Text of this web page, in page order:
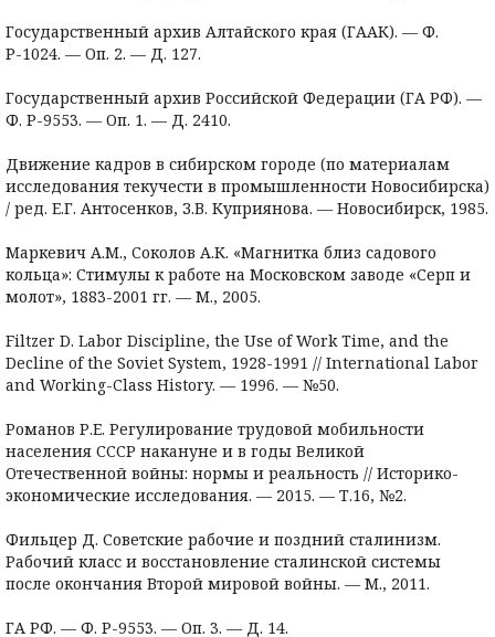
Государственный архив Алтайского края (ГААК). — Ф.
Р-1024. — Оп. 2. — Д. 127.
Государственный архив Российской Федерации (ГА РФ). —
Ф. Р-9553. — Оп. 1. — Д. 2410.
Движение кадров в сибирском городе (по материалам
исследования текучести в промышленности Новосибирска)
/ ред. Е.Г. Антосенков, З.В. Куприянова. — Новосибирск, 1985.
Маркевич А.М., Соколов А.К. «Магнитка близ садового
кольца»: Стимулы к работе на Московском заводе «Серп и
молот», 1883-2001 гг. — М., 2005.
Filtzer D. Labor Discipline, the Use of Work Time, and the
Decline of the Soviet System, 1928-1991 // International Labor
and Working-Class History. — 1996. — №50.
Романов Р.Е. Регулирование трудовой мобильности
населения СССР накануне и в годы Великой
Отечественной войны: нормы и реальность // Историко-
экономические исследования. — 2015. — Т.16, №2.
Фильцер Д. Советские рабочие и поздний сталинизм.
Рабочий класс и восстановление сталинской системы
после окончания Второй мировой войны. — М., 2011.
ГА РФ. — Ф. Р-9553. — Оп. 3. — Д. 14.